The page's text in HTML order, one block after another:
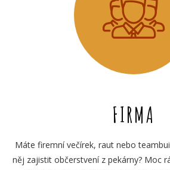
FIRMA
Máte firemní večírek, raut nebo
něj zajistit občerstvení z pekárny? Moc